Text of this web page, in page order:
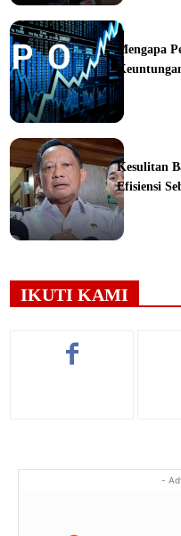
Mengapa
Kesulitan
Efisiensi
IKUTI KAMI
-